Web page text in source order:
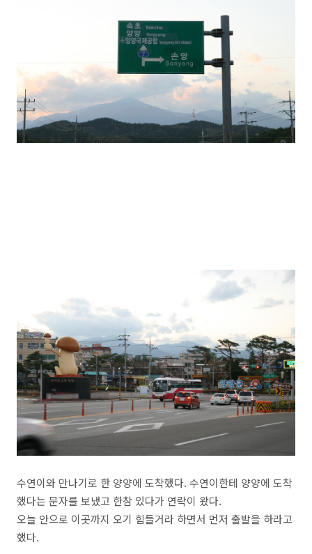
수연이와 만나기로 한 양양에 도착했다. 수연이한테 양양에 도착
했다는 문자를 보냈고 한참 있다가 연락이 왔다.
오늘 안으로 이곳까지 오기 힘들거라 하면서 먼저 출발을 하라고
했다.